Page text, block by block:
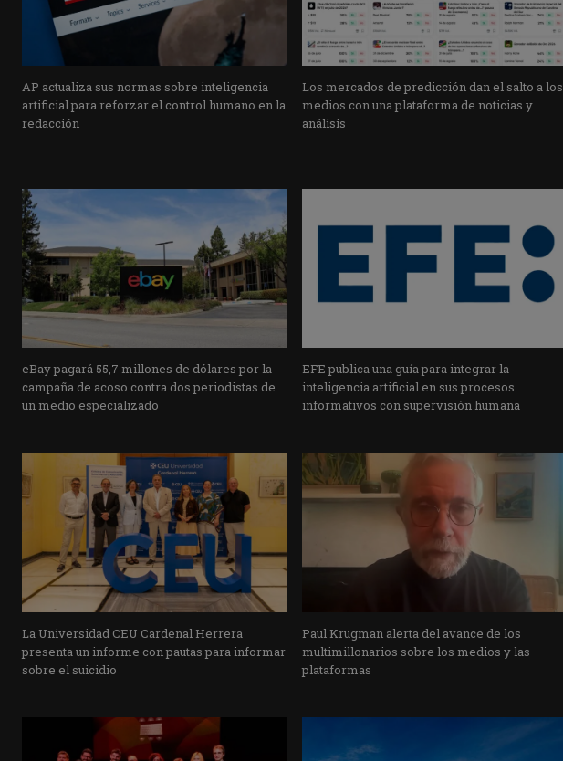
AP actualiza sus normas sobre inteligencia
artificial para reforzar el control humano en la
redacción
Los mercados de predicción dan el salto a los
medios con una plataforma de noticias y
análisis
eBay pagará 55,7 millones de dólares por la
campaña de acoso contra dos periodistas de
un medio especializado
EFE publica una guía para integrar la
inteligencia artificial en sus procesos
informativos con supervisión humana
La Universidad CEU Cardenal Herrera
presenta un informe con pautas para informar
sobre el suicidio
Paul Krugman alerta del avance de los
multimillonarios sobre los medios y las
plataformas